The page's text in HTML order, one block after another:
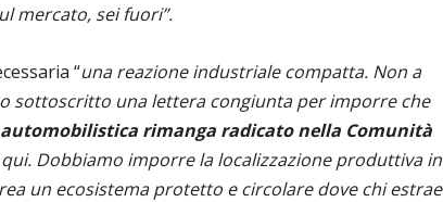
mercato, sei fuori”.
“una reazione industriale compatta. Non a
sottoscritto una lettera congiunta per imporre che
rimanga radicato nella Comunità
Dobbiamo imporre la localizzazione produttiva in
un ecosistema protetto e circolare dove chi estrae